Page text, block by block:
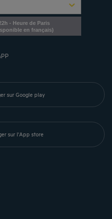
- Heure de Paris
en français)
sur Google play
sur l'App store